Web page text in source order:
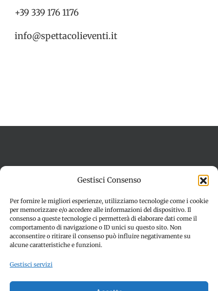
Gestisci Consenso
Per fornire le migliori esperienze, utilizziamo tecnologie come i cookie
per memorizzare e/o accedere alle informazioni del dispositivo. Il
consenso a queste tecnologie ci permetterà di elaborare dati come il
comportamento di navigazione o ID unici su questo sito. Non
acconsentire o ritirare il consenso può influire negativamente su
alcune caratteristiche e funzioni.
Gestisci servizi
+39 339 176 1176
info@spettacolieventi.it
Disconoscimento
© Copyright 2012 -2026 | SPETTACOLI EVENTI - CIVITANOVA